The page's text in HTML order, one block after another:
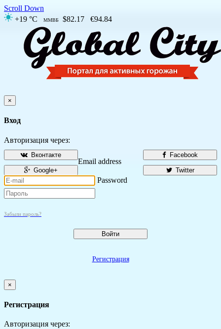
Scroll Down
+19 °C
ММВБ $82.17 €94.84
×
Вход
Авторизация через:
Facebook
Вконтакте
Twitter
Google+
Email address
Password
Забыли пароль?
Войти
Регистрация
×
Регистрация
Авторизация через: